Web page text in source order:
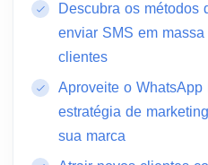
Descubra os métodos
enviar SMS em
clientes
Aproveite o WhatsApp
estratégia de
sua marca